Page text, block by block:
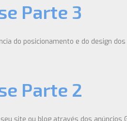
Parte 3
do posicionamento e do design
Parte 2